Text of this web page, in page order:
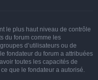
le plus haut niveau de contrôle
du forum comme les
d’utilisateurs ou de
fondateur du forum a attribuées
toutes les capacités de
que le fondateur a autorisé.